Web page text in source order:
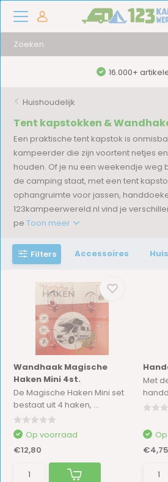
16.000+
Huishoudelijk
Tent kapstokken &
Een praktische tent kapstok is
kampeerder die zijn voortent netjes
houden. Of je nu een weekendje weg
de camping staat, met een tent
ophangruimte voor jassen,
123kampeerwereld.nl vind je
peToon meer
Filters Accessoires
Wandhaak Magische
Haken Mini 4st.
De Magische Haken Mini set
bestaat uit 4 haken, ...
Op voorraad
€12,80
Met
€4,75